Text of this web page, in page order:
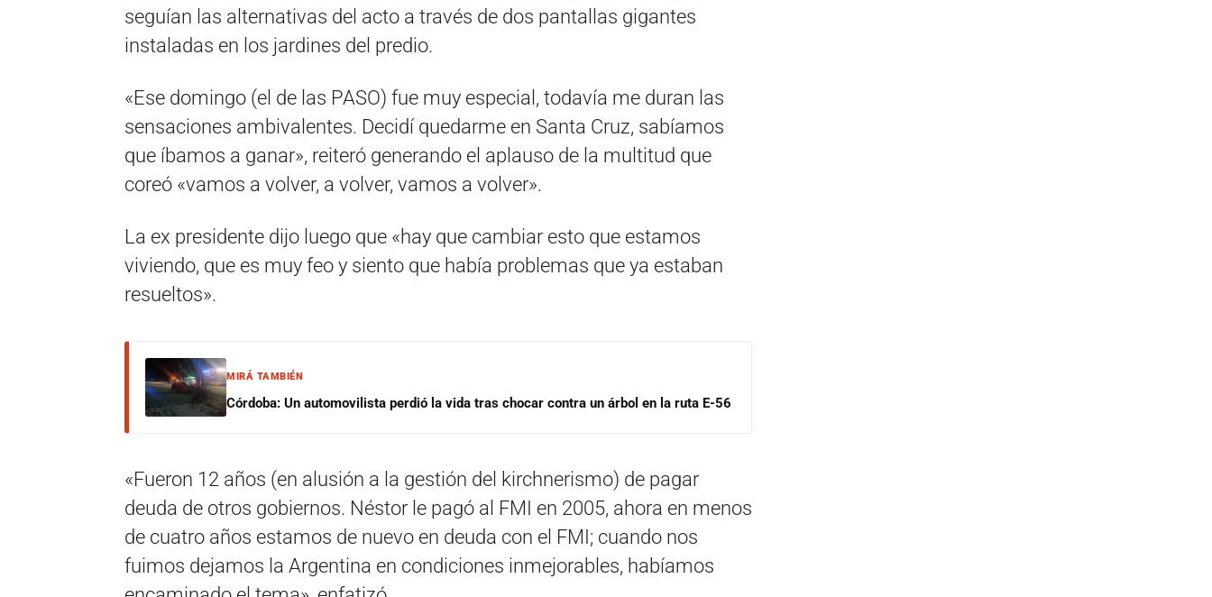
seguían las alternativas del acto a través de dos pantallas gigantes
instaladas en los jardines del predio.
«Ese domingo (el de las PASO) fue muy especial, todavía me duran las
sensaciones ambivalentes. Decidí quedarme en Santa Cruz, sabíamos
que íbamos a ganar», reiteró generando el aplauso de la multitud que
coreó «vamos a volver, a volver, vamos a volver».
La ex presidente dijo luego que «hay que cambiar esto que estamos
viviendo, que es muy feo y siento que había problemas que ya estaban
resueltos».
MIRÁ TAMBIÉN
Córdoba: Un automovilista perdió la vida tras chocar contra un árbol en la ruta E-56
«Fueron 12 años (en alusión a la gestión del kirchnerismo) de pagar
deuda de otros gobiernos. Néstor le pagó al FMI en 2005, ahora en menos
de cuatro años estamos de nuevo en deuda con el FMI; cuando nos
fuimos dejamos la Argentina en condiciones inmejorables, habíamos